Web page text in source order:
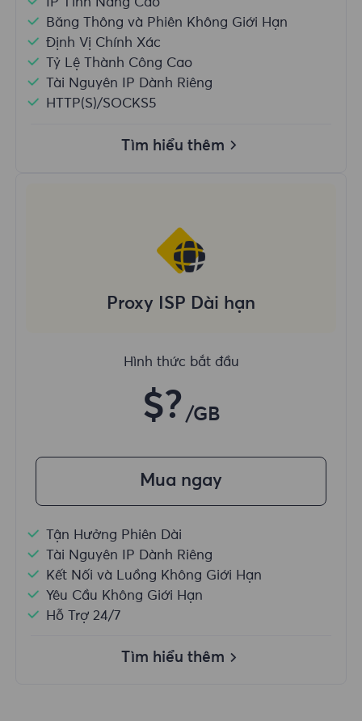
Băng Thông và Phiên Không Giới Hạn
Định Vị Chính Xác
Tỷ Lệ Thành Công Cao
Tài Nguyên IP Dành Riêng
HTTP(S)/SOCKS5
Tìm hiểu thêm
Proxy ISP Dài hạn
Hình thức bắt đầu
$? /GB
Mua ngay
Tận Hưởng Phiên Dài
Tài Nguyên IP Dành Riêng
Kết Nối và Luồng Không Giới Hạn
Yêu Cầu Không Giới Hạn
Hỗ Trợ 24/7
Tìm hiểu thêm